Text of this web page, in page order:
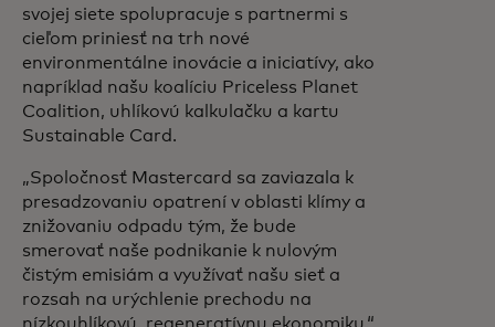
svojej siete spolupracuje s partnermi s
cieľom priniesť na trh nové
environmentálne inovácie a iniciatívy, ako
napríklad našu koalíciu Priceless Planet
Coalition, uhlíkovú kalkulačku a kartu
Sustainable Card.
„Spoločnosť Mastercard sa zaviazala k
presadzovaniu opatrení v oblasti klímy a
znižovaniu odpadu tým, že bude
smerovať naše podnikanie k nulovým
čistým emisiám a využívať našu sieť a
rozsah na urýchlenie prechodu na